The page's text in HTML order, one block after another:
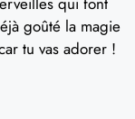
goûté la magie
tu vas adorer !